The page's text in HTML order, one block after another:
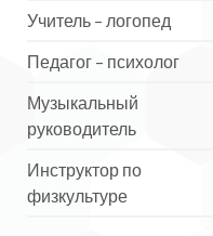
Учитель – логопед
Педагог – психолог
Музыкальный
руководитель
Инструктор по
физкультуре